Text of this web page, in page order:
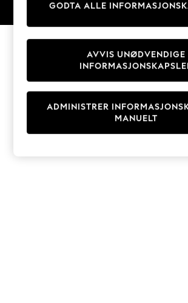
Coats & Jackets
Sweatshirts & Hoodies
Knitwear
Cardigans
Dresses
Sets & Outfits
T-Shirts
GODTA ALLE
ADMINISTRER
MANUELT
AVVIS UNØDVENDIGE